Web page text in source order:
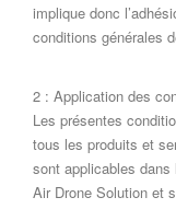
implique donc
conditions générales
2 : Application des
Les présentes
tous les produits et
sont applicables
Air Drone Solution et